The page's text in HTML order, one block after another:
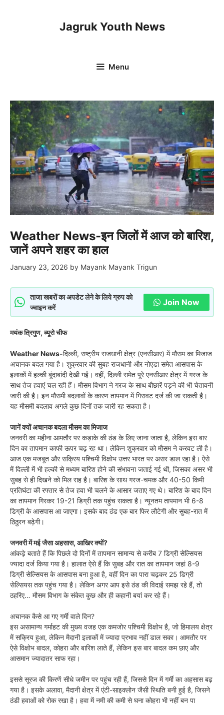
Jagruk Youth News
Menu
Weather News-इन जिलों में आज को बारिश,
जानें अपने शहर का हाल
January 23, 2026 by Mayank Mayank Trigun
ताजा खबरों का अपडेट लेने के लिये ग्रुप को
ज्वाइन करें
Join Now
मयंक त्रिगुण, ब्यूरो चीफ
Weather News-दिल्ली, राष्ट्रीय राजधानी क्षेत्र (एनसीआर) में मौसम का मिजाज
अचानक बदल गया है। शुक्रवार की सुबह राजधानी और नोएडा समेत आसपास के
इलाकों में हल्की बूंदाबांदी देखी गई। वहीं, दिल्ली समेत पूरे एनसीआर क्षेत्र में गरज के
साथ तेज हवाएं चल रही हैं। मौसम विभाग ने गरज के साथ बौछारें पड़ने की भी चेतावनी
जारी की है। इन मौसमी बदलावों के कारण तापमान में गिरावट दर्ज की जा सकती है।
यह मौसमी बदलाव अगले कुछ दिनों तक जारी रह सकता है।
जानें क्यों अचानक बदला मौसम का मिजाज
जनवरी का महीना आमतौर पर कड़ाके की ठंड के लिए जाना जाता है, लेकिन इस बार
दिन का तापमान काफी ऊपर चढ़ रह था। लेकिन शुक्रवार को मौसम ने करवट ली है।
आज एक मजबूत और सक्रिय पश्चिमी विक्षोभ उत्तर भारत पर असर डाल रहा है। ऐसे
में दिल्ली में भी हल्की से मध्यम बारिश होने की संभावना जताई गई थी, जिसका असर भी
सुबह से ही दिखने को मिल राह है। बारिश के साथ गरज-चमक और 40-50 किमी
प्रतिघंटा की रफ्तार से तेज हवा भी चलने के आसार जताए गए थे। बारिश के बाद दिन
का तापमान गिरकर 19-21 डिग्री तक पहुंच सकता है। न्यूनतम तापमान भी 6-8
डिग्री के आसपास आ जाएगा। इसके बाद ठंड एक बार फिर लौटेगी और सुबह-रात में
ठिठुरन बढ़ेगी।
जनवरी में मई जैसा अहसास, आखिर क्यों?
आंकड़े बताते हैं कि पिछले दो दिनों में तापमान सामान्य से करीब 7 डिग्री सेल्सियस
ज्यादा दर्ज किया गया है। हालात ऐसे हैं कि सुबह और रात का तापमान जहां 8-9
डिग्री सेल्सियस के आसपास बना हुआ है, वहीं दिन का पारा चढ़कर 25 डिग्री
सेल्सियस तक पहुंच गया है। लेकिन अगर आप इसे ठंड की विदाई समझ रहे हैं, तो
ठहरिए… मौसम विभाग के संकेत कुछ और ही कहानी बयां कर रहे हैं।
अचानक कैसे आ गए गर्मी वाले दिन?
इस असामान्य गर्माहट की मुख्य वजह एक कमजोर पश्चिमी विक्षोभ है, जो हिमालय क्षेत्र
में सक्रिय हुआ, लेकिन मैदानी इलाकों में ज्यादा प्रभाव नहीं डाल सका। आमतौर पर
ऐसे विक्षोभ बादल, कोहरा और बारिश लाते हैं, लेकिन इस बार बादल कम छाए और
आसमान ज्यादातर साफ रहा।
इससे सूरज की किरणें सीधे जमीन पर पहुंच रही हैं, जिससे दिन में गर्मी का अहसास बढ़
गया है। इसके अलावा, मैदानी क्षेत्र में एंटी-साइक्लोन जैसी स्थिति बनी हुई है, जिसने
ठंडी हवाओं को रोक रखा है। हवा में नमी की कमी से घना कोहरा भी नहीं बन पा